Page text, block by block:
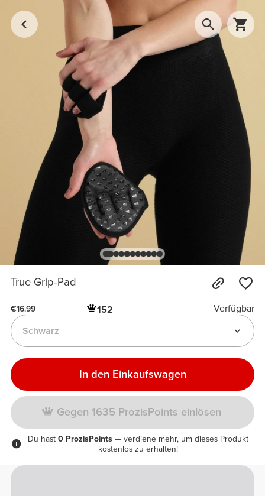
True Grip-Pad
€16.99 152
Verfügbar
Schwarz
In den Einkaufswagen
Gegen 1635 ProzisPoints einlösen
Du hast 0 ProzisPoints — verdiene mehr, um dieses Produkt
kostenlos zu erhalten!